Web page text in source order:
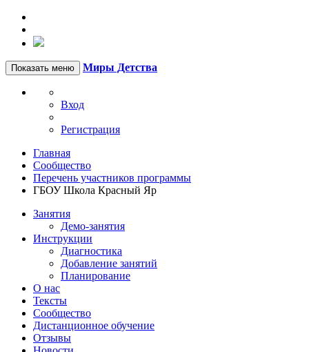
Показать меню Миры Детства
Вход
Регистрация
Главная
Сообщество
Перечень участников программы
ГБОУ Школа Красный Яр
Занятия
Демо-занятия
Инструкции
Диагностика
Добавление занятий
Планирование
О нас
Тексты
Сообщество
Дистанционное обучение
Отзывы